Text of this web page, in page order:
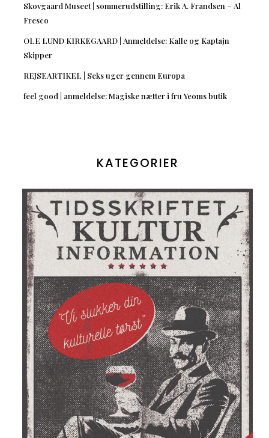
Skovgaard Museet | sommerudstilling: Erik A. Frandsen – Al
Fresco
OLE LUND KIRKEGAARD | Anmeldelse: Kalle og Kaptajn
Skipper
REJSEARTIKEL | Seks uger gennem Europa
feel good | anmeldelse: Magiske nætter i fru Yeoms butik
KATEGORIER